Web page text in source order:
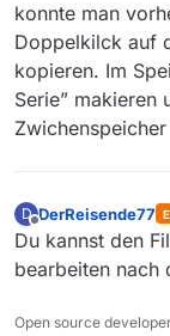
konnte man
Doppelkilck auf
kopieren. Im
Serie” makieren
D
Offline
DerReisende77
Du kannst den
bearbeiten nach
Open source